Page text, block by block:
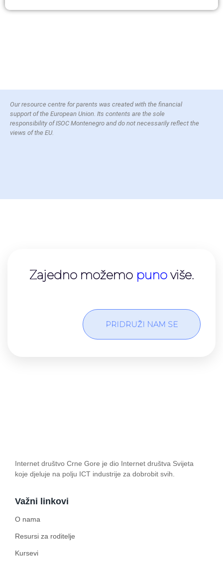
Our resource centre for parents was created with the financial
support of the European Union. Its contents are the sole
responsibility of ISOC Montenegro and do not necessarily reflect the
views of the EU.
Zajedno možemo​ puno više.
PRIDRUŽI NAM SE
Internet društvo Crne Gore je dio Internet društva Svijeta
koje djeluje na polju ICT industrije za dobrobit svih.
Važni linkovi
O nama
Resursi za roditelje
Kursevi